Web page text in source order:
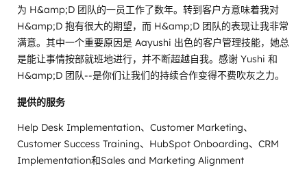
为 H&amp;D 团队的一员工作了数年。转到客户方意味着我对
H&amp;D 抱有很大的期望，而 H&amp;D 团队的表现让我非常
满意。其中一个重要原因是 Aayushi 出色的客户管理技能，她总
是能让事情按部就班地进行，并不断超越自我。感谢 Yushi 和
H&amp;D 团队--是你们让我们的持续合作变得不费吹灰之力。
提供的服务
Help Desk Implementation、Customer Marketing、
Customer Success Training、HubSpot Onboarding、CRM
Implementation和Sales and Marketing Alignment